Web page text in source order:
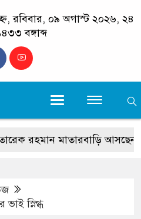
রবিবার, ০৯ অগাস্ট ২০২৬, ২৪
বঙ্গাব্দ
রহমান মাতারবাড়ি আসছেন :
স্নিগ্ধ